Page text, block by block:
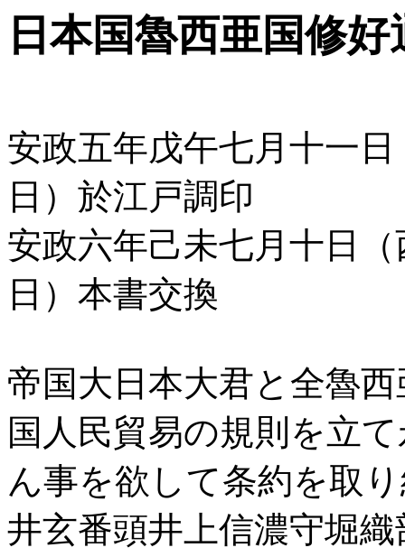
日本国魯西亜国修
安政五年戊午七月十一
日）於江戸調印
安政六年己未七月十日
日）本書交換
帝国大日本大君と全魯
国人民貿易の規則を立
ん事を欲して条約を取
井玄番頭井上信濃守堀